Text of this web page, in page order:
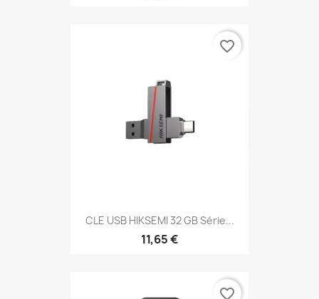
CLE USB HIKSEMI 32 GB Série...
11,65 €
favorite_border
favorite_border